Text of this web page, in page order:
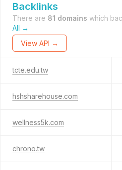
Backlinks
There are 81 domains which
All →
View API →
tcte.edu.tw
hshsharehouse.com
wellness5k.com
chrono.tw